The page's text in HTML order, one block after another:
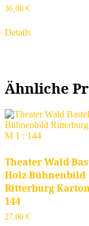
36,00 €
Details
Ähnliche
Theater Wald
Holz Bühnenbild
Ritterburg
144
27,00 €